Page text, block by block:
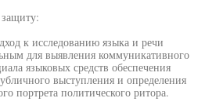
к исследованию языка и речи
для выявления коммуникативного
языковых средств обеспечения
выступления и определения
портрета политического ритора.